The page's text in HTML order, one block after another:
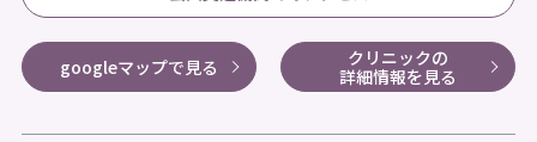
googleマップで見る
クリニックの
詳細情報を見る